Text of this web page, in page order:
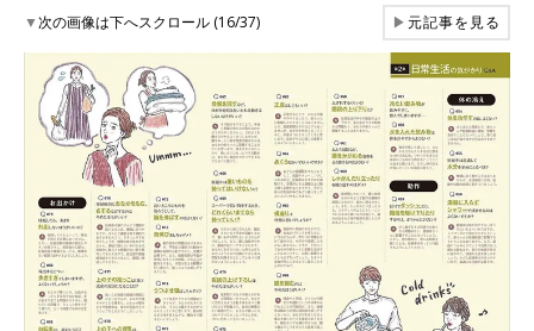
▼次の画像は下へスクロール (16/37) ▶元記事を見る